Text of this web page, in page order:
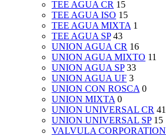
TEE AGUA CR 15
TEE AGUA ISO 15
TEE AGUA MIXTA 1
TEE AGUA SP 43
UNION AGUA CR 16
UNION AGUA MIXTO 11
UNION AGUA SP 33
UNION AGUA UF 3
UNION CON ROSCA 0
UNION MIXTA 0
UNION UNIVERSAL CR 41
UNION UNIVERSAL SP 15
VALVULA CORPORATION